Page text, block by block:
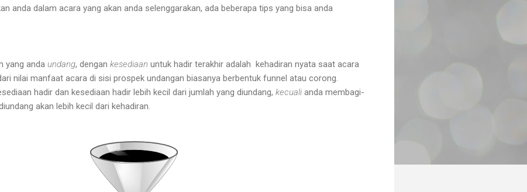
anda dalam acara yang akan anda selenggarakan, ada beberapa tips yang bisa anda
yang anda undang, dengan kesediaan untuk hadir terakhir adalah kehadiran nyata saat acara
nilai manfaat acara di sisi prospek undangan biasanya berbentuk funnel atau corong.
hadir dan kesediaan hadir lebih kecil dari jumlah yang diundang, kecuali anda membagi-
akan lebih kecil dari kehadiran.